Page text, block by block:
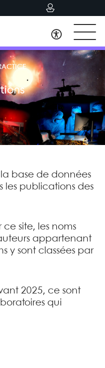
base de données
les publications des
ce site, les noms
appartenant
y sont classées par
2025, ce sont
qui